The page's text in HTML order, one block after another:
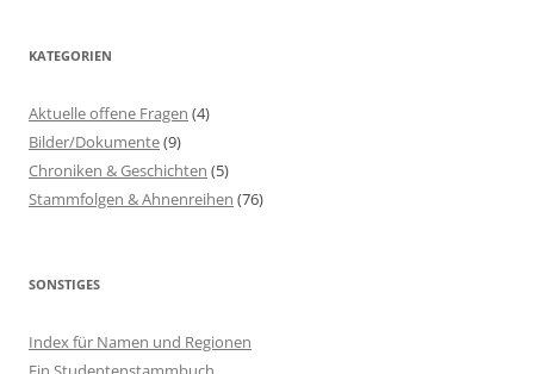
KATEGORIEN
Aktuelle offene Fragen (4)
Bilder/Dokumente(9)
Chroniken & Geschichten (5)
Stammfolgen & Ahnenreihen (76)
SONSTIGES
Index für Namen und Regionen